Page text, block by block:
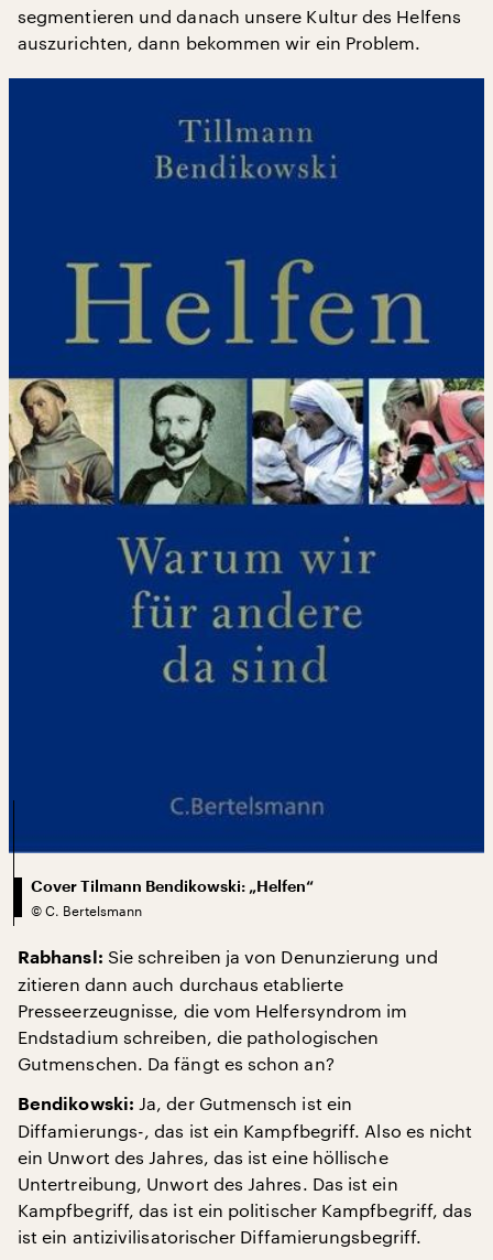
segmentieren und danach unsere Kultur des Helfens
auszurichten, dann bekommen wir ein Problem.
Cover Tilmann Bendikowski: „Helfen“
© C. Bertelsmann
Rabhansl: Sie schreiben ja von Denunzierung und
zitieren dann auch durchaus etablierte
Presseerzeugnisse, die vom Helfersyndrom im
Endstadium schreiben, die pathologischen
Gutmenschen. Da fängt es schon an?
Bendikowski: Ja, der Gutmensch ist ein
Diffamierungs-, das ist ein Kampfbegriff. Also es nicht
ein Unwort des Jahres, das ist eine höllische
Untertreibung, Unwort des Jahres. Das ist ein
Kampfbegriff, das ist ein politischer Kampfbegriff, das
ist ein antizivilisatorischer Diffamierungsbegriff.